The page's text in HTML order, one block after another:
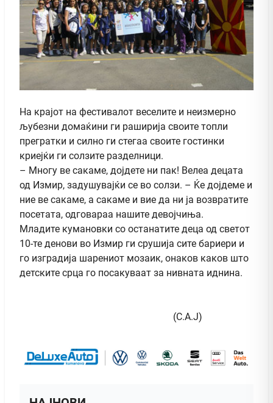
На крајот на фестивалот веселите и неизмерно
љубезни домаќини ги раширија своите топли
прегратки и силно ги стегаа своите гостинки
криејќи ги солзите разделници.
– Многу ве сакаме, дојдете ни пак! Велеа децата
од Измир, задушувајќи се во солзи. – Ќе дојдеме и
ние ве сакаме, а сакаме и вие да ни ја возвратите
посетата, одговараа нашите девојчиња.
Младите кумановки со останатите деца од светот
10-те денови во Измир ги срушија сите бариери и
го изградија шарениот мозаик, онаков каков што
детските срца го посакуваат за нивната иднина.
(С.А.Ј)